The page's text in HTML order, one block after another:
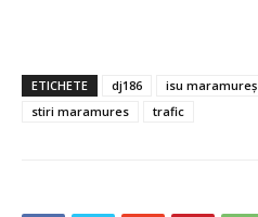
ETICHETE dj186 isu maramureș
stiri maramures
trafic